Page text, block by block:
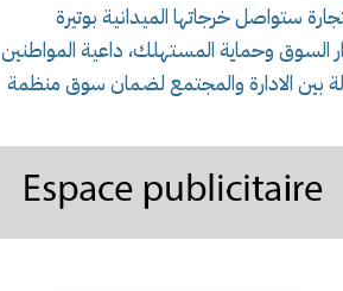
ستواصل خرجاتها الميدانية بوتيرة
السوق وحماية المستهلك، داعية المواطنين
بين الادارة والمجتمع لضمان سوق منظمة